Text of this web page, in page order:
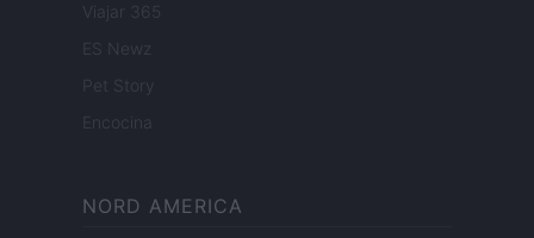
Viajar 365
ES Newz
Pet Story
Encocina
NORD AMERICA